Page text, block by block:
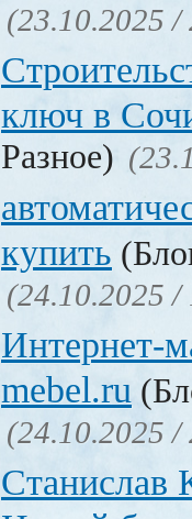
(23.10.2025 /
ключ в
Разное)
купить
(24.10.2025 /
Интернет-
mebel.ru
(24.10.2025 /
Станислав